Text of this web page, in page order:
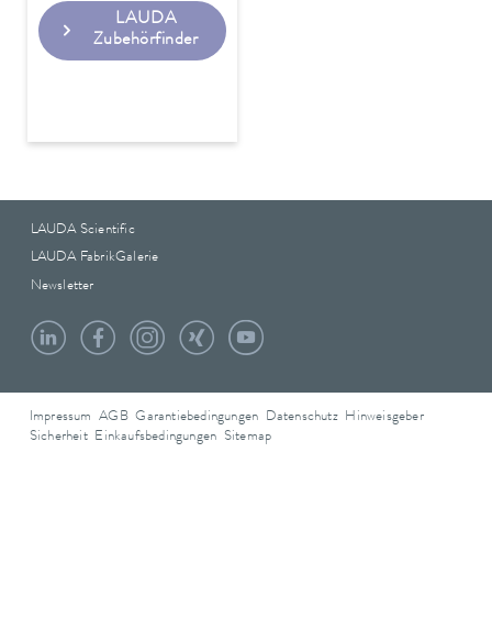
LAUDA
Zubehörfinder
LAUDA Scientific
LAUDA FabrikGalerie
Newsletter
Impressum AGB Garantiebedingungen Datenschutz Hinweisgeber
Sicherheit Einkaufsbedingungen Sitemap